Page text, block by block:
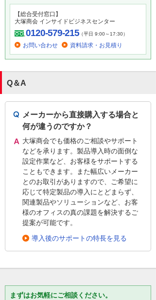
【総合受付窓口】
大塚商会 インサイドビジネスセンター
0120-579-215（平日 9:00～17:30）
お問い合わせ 資料請求・お見積り
Q＆A
メーカーから直接購入する場合と
何が違うのですか？
大塚商会でも価格のご相談やサポート
などを承ります。製品導入時の面倒な
設定作業など、お客様をサポートする
こともできます。また幅広いメーカー
とのお取引がありますので、ご希望に
応じて特定製品の導入にとどまらず、
関連製品やソリューションなど、お客
様のオフィスの真の課題を解決するご
提案が可能です。
導入後のサポートの特長を見る
まずはお気軽にご相談ください。